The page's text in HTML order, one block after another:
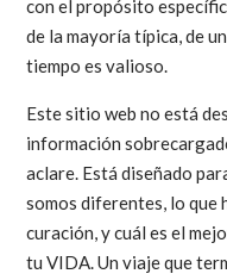
con el propósito
de la mayoría típica, de
tiempo es valioso.
Este sitio web no está
información
aclare. Está diseñado
somos diferentes, lo que
curación, y cuál es el
tu VIDA. Un viaje que